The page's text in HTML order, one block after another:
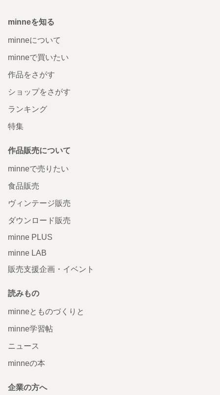
minneを知る
minneについて
minneで買いたい
作品をさがす
ショップをさがす
ランキング
特集
作品販売について
minneで売りたい
食品販売
ヴィンテージ販売
ダウンロード販売
minne PLUS
minne LAB
販売支援企画・イベント
読みもの
minneとものづくりと
minne学習帖
ニュース
minneの本
企業の方へ